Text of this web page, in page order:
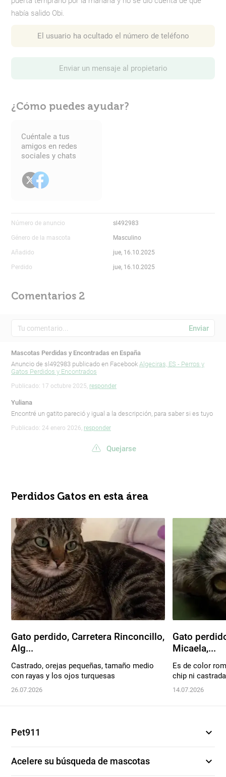
había salido Obi.
El usuario ha ocultado el número de teléfono
Enviar un mensaje al propietario
¿Cómo puedes ayudar?
Cuéntale a tus
amigos en redes
sociales y chats
Número de anuncio sl492983
Género de la mascota Masculino
Añadido jue, 16.10.2025
Perdido jue, 16.10.2025
Comentarios 2
Enviar
Mascotas Perdidas y Encontradas en España
Anuncio de sl492983 publicado en Facebook Algeciras, ES - Perros y
Gatos Perdidos y Encontrados
Publicado: 17 octubre 2025, responder
Yuliana
Encontré un gatito pareció y igual a la descripción, para saber si es tuyo
Publicado: 24 enero 2026, responder
Quejarse
Perdidos Gatos en esta área
Gato perdido, Carretera Rinconcillo,
Alg...
Castrado, orejas pequeñas, tamaño medio
con rayas y los ojos turquesas
26.07.2026
Gato
Micaela,...
Es de color
chip ni castrada
14.07.2026
Pet911 expand_more
Acelere su búsqueda de mascotas expand_more